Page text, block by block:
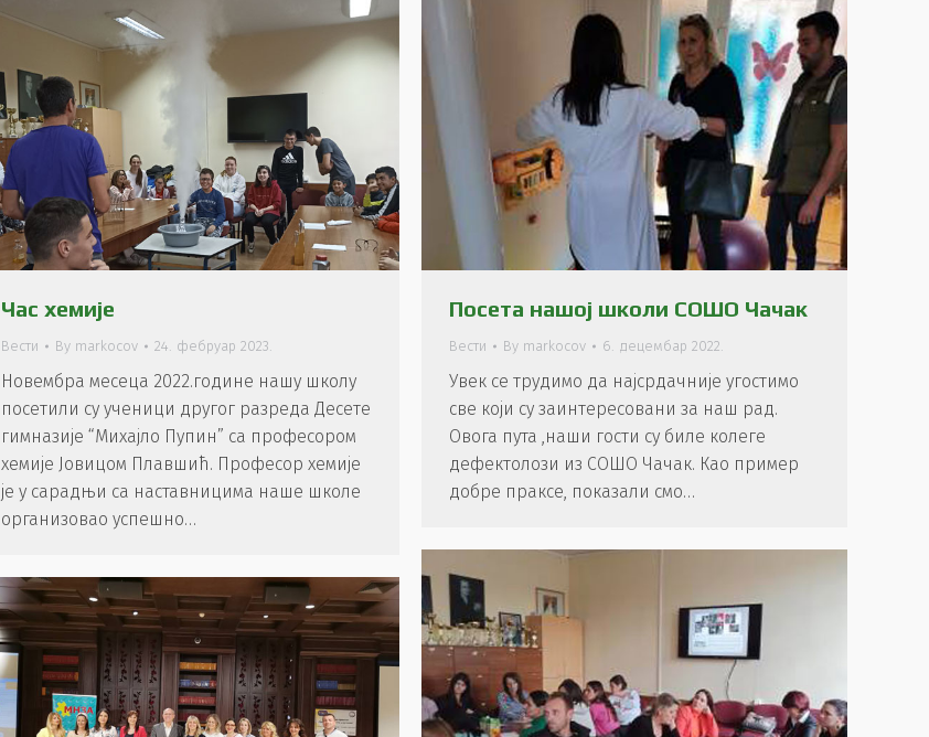
Час хемије
Вести By markocov 24. фебруар 2023.
Новембра месеца 2022.године нашу школу
посетили су ученици другог разреда Десете
гимназије “Михајло Пупин” са професором
хемије Јовицом Плавшић. Професор хемије
је у сарадњи са наставницима наше школе
организовао успешно…
Посета нашој школи СОШО Чачак
Вести By markocov 6. децембар 2022.
Увек се трудимо да најсрдачније угостимо
све који су заинтересовани за наш рад.
Овога пута ,наши гости су биле колеге
дефектолози из СОШО Чачак. Као пример
добре праксе, показали смо…